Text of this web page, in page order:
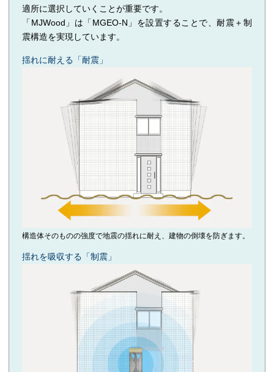
適所に選択していくことが重要です。
「MJWood」は「MGEO-N」を設置することで、耐震＋制
震構造を実現しています。
揺れに耐える「耐震」
構造体そのものの強度で地震の揺れに耐え、建物の倒壊を防ぎます。
揺れを吸収する「制震」